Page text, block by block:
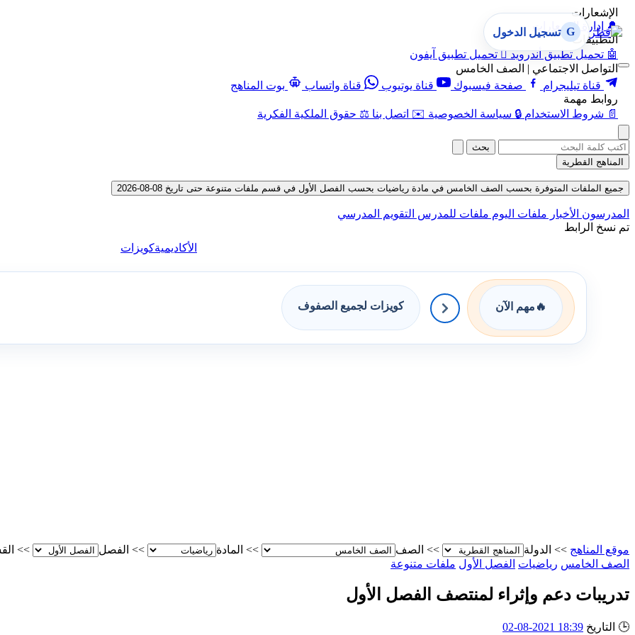
الإشعارات
🔔 إدارة الإشعارات
التطبيقات
🤖 تحميل تطبيق أندرويد  تحميل تطبيق آيفون
التواصل الاجتماعي | الصف الخامس
قناة تيليجرام
صفحة فيسبوك قناة يوتيوب قناة واتساب
بوت المناهج
روابط مهمة
📄 شروط الاستخدام 🔒 سياسة الخصوصية ✉️ اتصل بنا ⚖️ حقوق الملكية الفكرية
G تسجيل الدخول
بحث
المناهج القطرية
جميع الملفات المتوفرة بحسب الصف الخامس في مادة رياضيات بحسب الفصل الأول في قسم ملفات متنوعة حتى تاريخ 08-08-2026
المدرسون الأخبار ملفات اليوم ملفات للمدرس التقويم المدرسي
تم نسخ الرابط
الأكاديميةكويزات
🔥 مهم الآن كويزات لجميع الصفوف
موقع المناهج >> الدولة >> الصف >> المادة >> الفصل >>
الصف الخامس رياضيات الفصل الأول ملفات متنوعة
تدريبات دعم وإثراء لمنتصف الفصل الأول
🕒 التاريخ 18:39 2021-08-02